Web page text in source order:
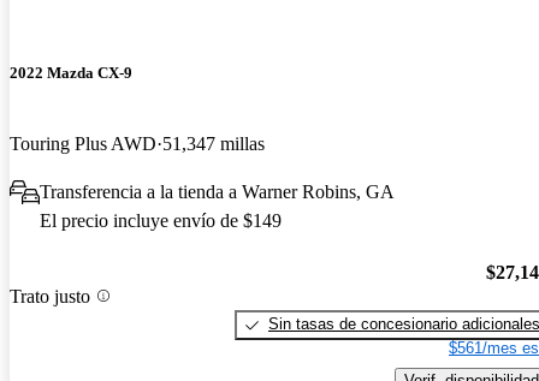
2022 Mazda CX-9
Touring Plus AWD 51,347 millas
Transferencia a la tienda a Warner Robins, GA
El precio incluye envío de $149
Trato justo
Sin tasas de concesionario adicionales
$561/mes